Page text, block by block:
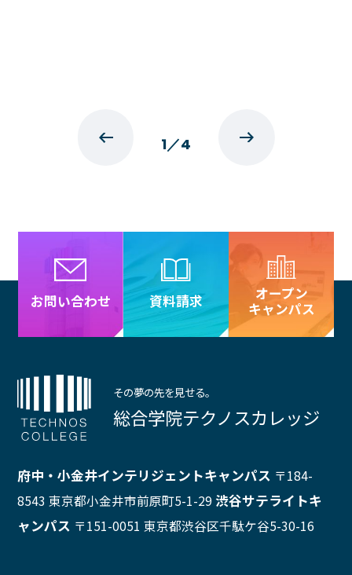
1／4
お問い合わせ 資料請求
オープン
キャンパス
その夢の先を見せる。
総合学院テクノスカレッジ
府中・小金井インテリジェントキャンパス 〒184-
8543 東京都小金井市前原町5-1-29 渋谷サテライトキ
ャンパス 〒151-0051 東京都渋谷区千駄ケ谷5-30-16